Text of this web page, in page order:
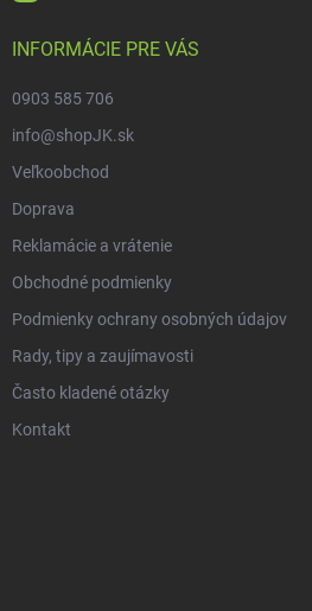
INFORMÁCIE PRE VÁS
0903 585 706
info@shopJK.sk
Veľkoobchod
Doprava
Reklamácie a vrátenie
Obchodné podmienky
Podmienky ochrany osobných údajov
Rady, tipy a zaujímavosti
Často kladené otázky
Kontakt